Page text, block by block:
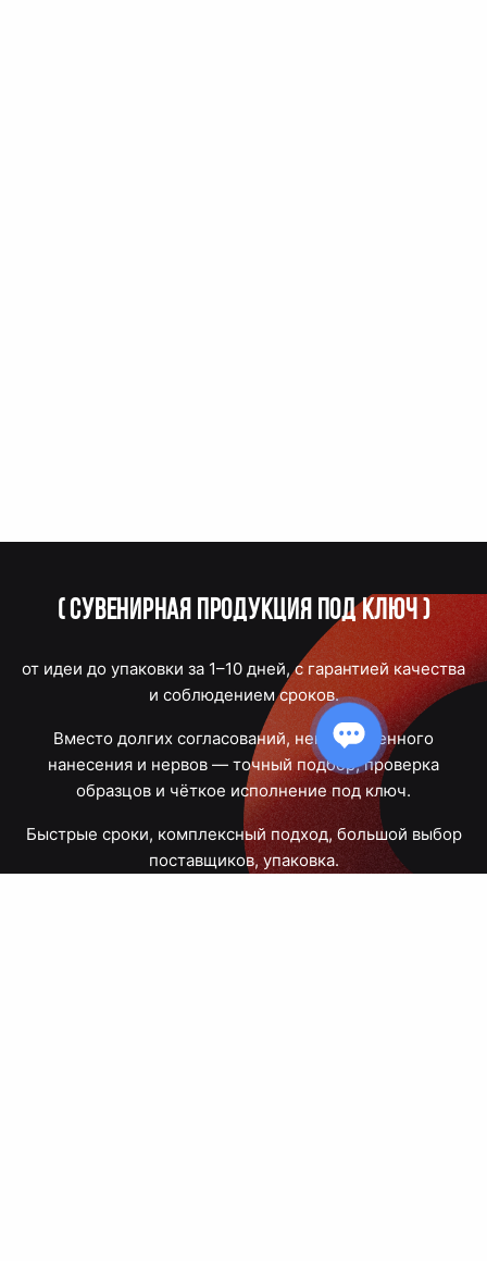
(Сувенирная продукция под ключ)
от идеи до упаковки за 1–10 дней, с гарантией качества
и соблюдением сроков.
Вместо долгих согласований, некачественного
нанесения и нервов — точный подбор, проверка
образцов и чёткое исполнение под ключ.
Быстрые сроки, комплексный подход, большой выбор
поставщиков, упаковка.